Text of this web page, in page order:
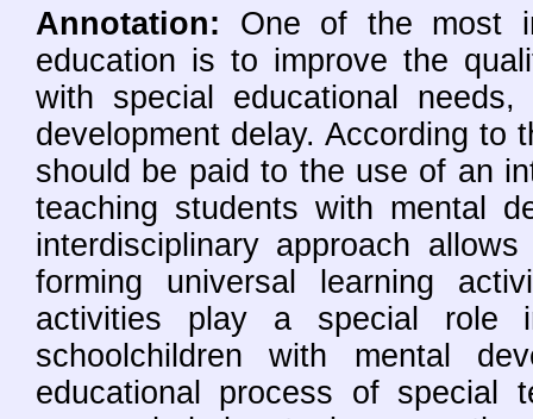
Annotation: One of the most
education is to improve the
with special educational
development delay. According to
should be paid to the use of an
teaching students with mental
interdisciplinary approach
forming universal learning
activities play a special role
schoolchildren with mental
educational process of special